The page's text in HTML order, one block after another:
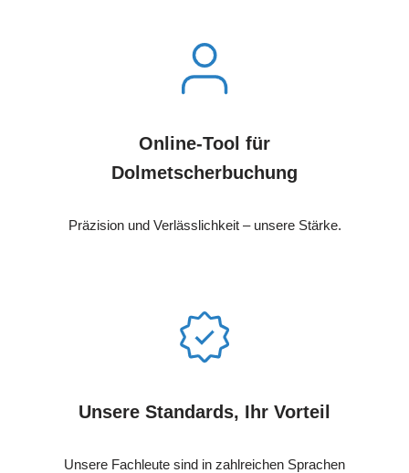
Online-Tool für
Dolmetscherbuchung
Präzision und Verlässlichkeit – unsere Stärke.
Unsere Standards, Ihr Vorteil
Unsere Fachleute sind in zahlreichen Sprachen